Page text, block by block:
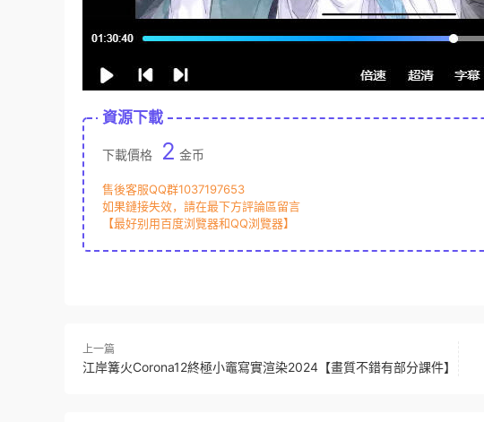
資源下載
下載價格 2 金币
售後客服QQ群1037197653
如果鏈接失效，請在最下方評論區留言
【最好别用百度浏覽器和QQ浏覽器】
上一篇
江岸篝火Corona12終極小竈寫實渲染2024【畫質不錯有部分課件】